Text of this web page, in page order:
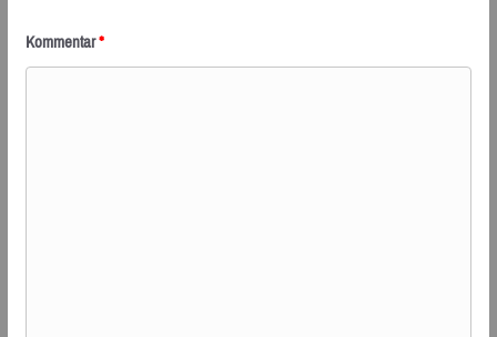
Kommentar*